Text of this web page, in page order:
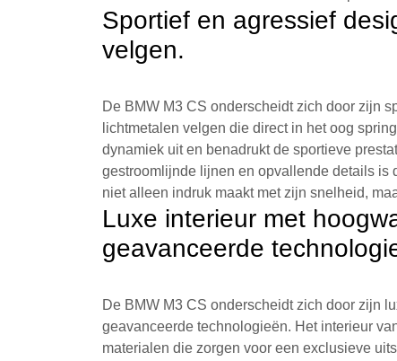
Sportief en agressief
velgen.
De BMW M3 CS onderscheidt zich door zijn
lichtmetalen velgen die direct in het oog
dynamiek uit en benadrukt de sportieve
gestroomlijnde lijnen en opvallende details is
niet alleen indruk maakt met zijn snelheid,
Luxe interieur met
geavanceerde
De BMW M3 CS onderscheidt zich door zijn
geavanceerde technologieën. Het interieur
materialen die zorgen voor een exclusieve